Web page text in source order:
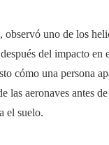
observó uno de los
del impacto en
cómo una persona
las aeronaves antes
el suelo.